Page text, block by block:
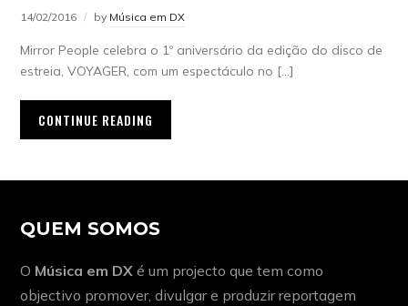
14/02/2016 by Música em DX
Mirror People celebra o 1º aniversário da edição do disco de
estreia, VOYAGER, com um espectáculo no […]
CONTINUE READING
QUEM SOMOS
O Música em DX é um projecto que tem como
objectivo promover, divulgar e produzir reportagem